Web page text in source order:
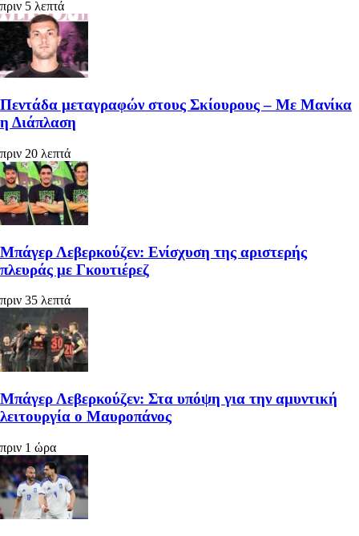
πριν 5 λεπτά
Πεντάδα μεταγραφών στους Σκίουρους – Με Μανίκα
η Διάπλαση
πριν 20 λεπτά
Μπάγερ Λεβερκούζεν: Ενίσχυση της αριστερής
πλευράς με Γκουτιέρεζ
πριν 35 λεπτά
Μπάγερ Λεβερκούζεν: Στα υπόψη για την αμυντική
λειτουργία ο Μαυροπάνος
πριν 1 ώρα